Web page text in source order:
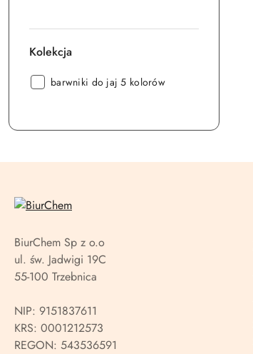
Kolekcja
Kolekcja:
barwniki do jaj 5 kolorów
BiurChem Sp z o.o
ul. św. Jadwigi 19C
55-100 Trzebnica
NIP: 9151837611
KRS: 0001212573
REGON: 543536591